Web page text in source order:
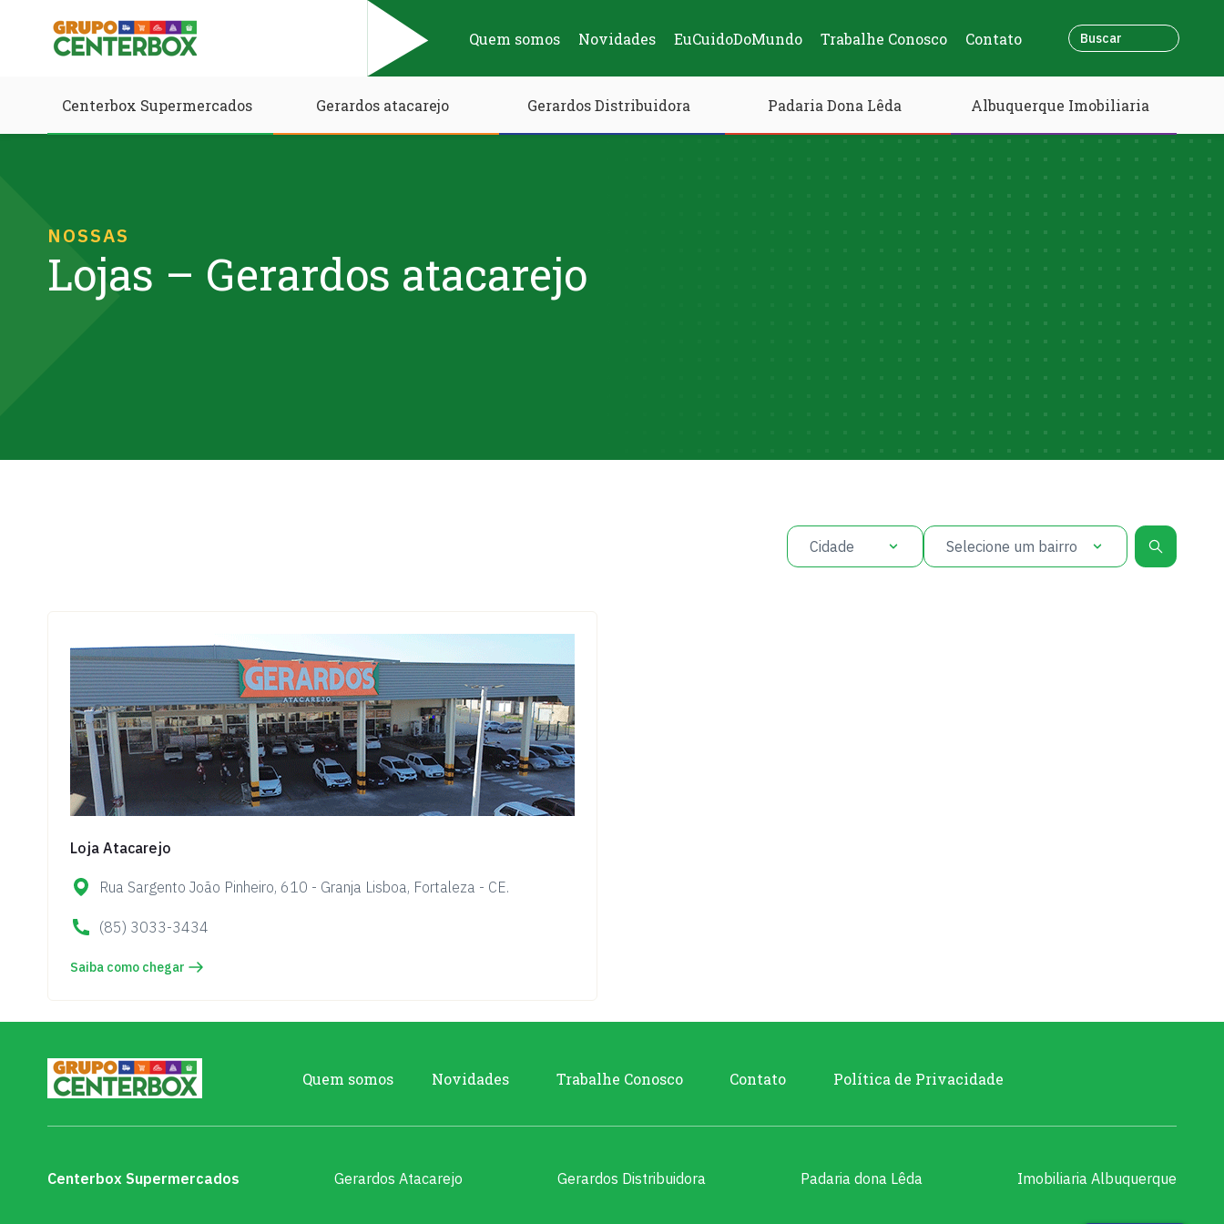
Quem somos Novidades EuCuidoDoMundo Trabalhe Conosco Contato
Centerbox Supermercados Gerardos atacarejo Gerardos Distribuidora Padaria Dona Lêda Albuquerque Imobiliaria
NOSSAS
Lojas – Gerardos atacarejo
Loja Atacarejo
Rua Sargento João Pinheiro, 610 - Granja Lisboa, Fortaleza - CE.
(85) 3033-3434
Saiba como chegar
Quem somos Novidades Trabalhe Conosco Contato Política de Privacidade
Centerbox Supermercados Gerardos Atacarejo Gerardos Distribuidora Padaria dona Lêda Imobiliaria Albuquerque